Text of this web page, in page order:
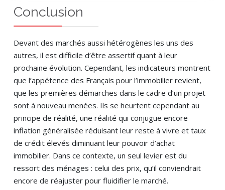
Conclusion
Devant des marchés aussi hétérogènes les uns des
autres, il est difficile d’être assertif quant à leur
prochaine évolution. Cependant, les indicateurs montrent
que l’appétence des Français pour l’immobilier revient,
que les premières démarches dans le cadre d’un projet
sont à nouveau menées. Ils se heurtent cependant au
principe de réalité, une réalité qui conjugue encore
inflation généralisée réduisant leur reste à vivre et taux
de crédit élevés diminuant leur pouvoir d’achat
immobilier. Dans ce contexte, un seul levier est du
ressort des ménages : celui des prix, qu’il conviendrait
encore de réajuster pour fluidifier le marché.